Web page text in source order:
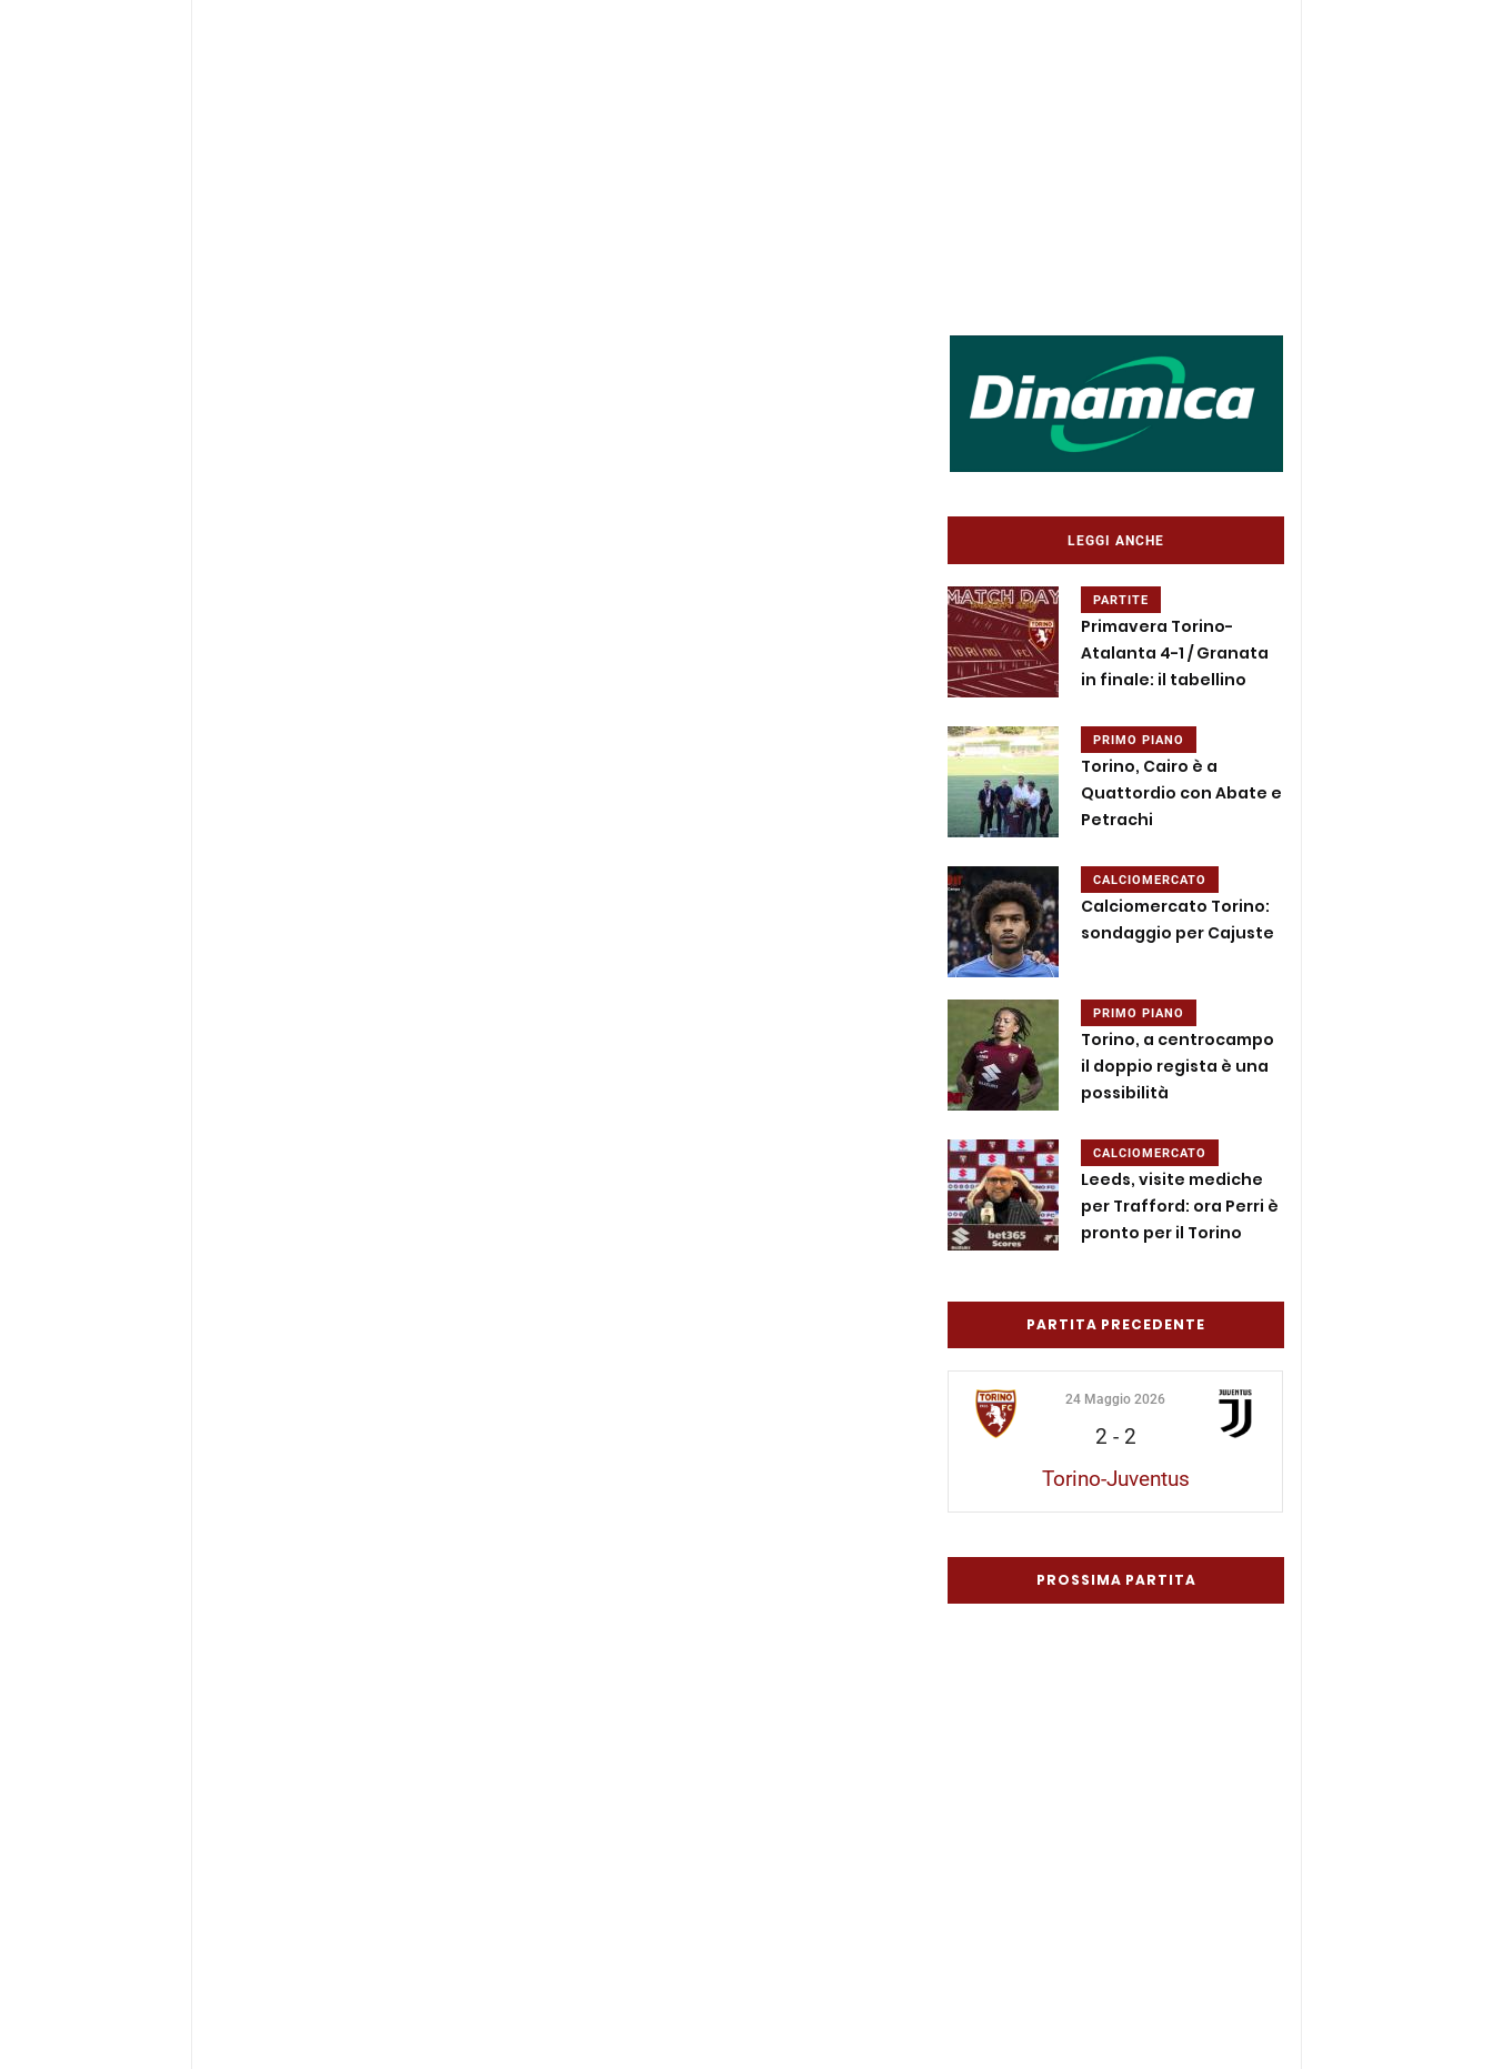
LEGGI ANCHE
PARTITE
Primavera Torino-
Atalanta 4-1 / Granata
in finale: il tabellino
PRIMO PIANO
Torino, Cairo è a
Quattordio con Abate e
Petrachi
CALCIOMERCATO
Calciomercato Torino:
sondaggio per Cajuste
PRIMO PIANO
Torino, a centrocampo
il doppio regista è una
possibilità
CALCIOMERCATO
Leeds, visite mediche
per Trafford: ora Perri è
pronto per il Torino
PARTITA PRECEDENTE
24 Maggio 2026
2 - 2
Torino-Juventus
PROSSIMA PARTITA